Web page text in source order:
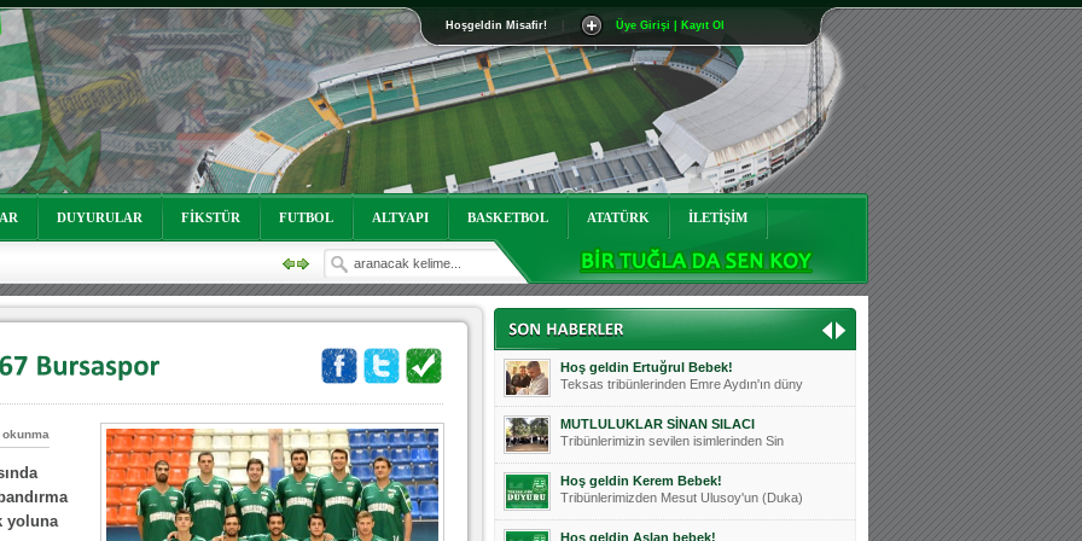
Hoşgeldin Misafir! Üye Girişi | Kayıt Ol
DUYURULAR FİKSTÜR FUTBOL ALTYAPI BASKETBOL ATATÜRK İLETİŞİM
yoluna
Mutluluklar Ceyhun Tetik
Teksas tribünlerinin sevilen isimlerinde
Bursasporumuzun önü açılsın is
Teksaslı Bursasporlular Derneği Başkanı
Hoş geldin Alaz Bebek!
Teksas.org sistem yöneticisi, ekibimizin
Hoş geldin Göktuğ Bebek!
Teksas.org ekibimizden ve tribünlerimizi
Hoş geldin Kadir Kağan Bebek!
Teksas tribünlerinden Basri İleri'nin dü
Hoş geldin Ertuğrul Bebek!
Teksas tribünlerinden Emre Aydın'ın düny
MUTLULUKLAR SİNAN SILACI
Tribünlerimizin sevilen isimlerinden Sin
Hoş geldin Kerem Bebek!
Tribünlerimizden Mesut Ulusoy'un (Duka)
Hoş geldin Aslan bebek!